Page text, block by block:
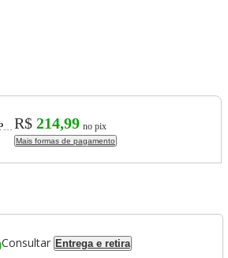
Puzzle 1000 peças Paris Impressionante - Importado - Ravensburger Puzzle 1000 peças Paris Impressionante Ravensburger 12000521 R$ 214,99 no pix
Mais formas de pagamento
Consultar Entrega e retira